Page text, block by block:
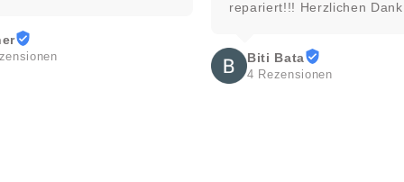
repariert!!! Herzlichen Dank
Biti Bata
4 Rezensionen